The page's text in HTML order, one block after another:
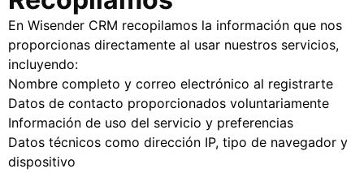
En Wisender CRM recopilamos la información que nos
proporcionas directamente al usar nuestros servicios,
incluyendo:
Nombre completo y correo electrónico al registrarte
Datos de contacto proporcionados voluntariamente
Información de uso del servicio y preferencias
Datos técnicos como dirección IP, tipo de navegador y
dispositivo